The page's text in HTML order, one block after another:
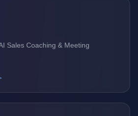
Sales Coaching & Meeting